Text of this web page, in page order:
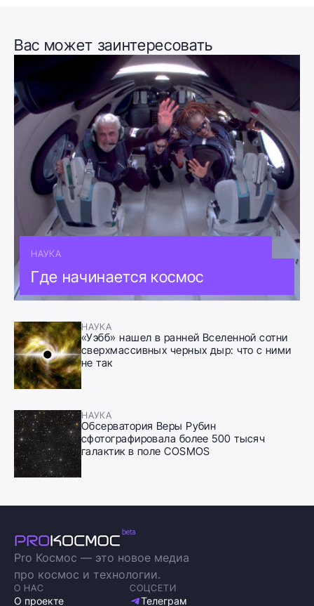
Вас может заинтересовать
НАУКА
Где начинается космос
НАУКА
«Уэбб» нашел в ранней Вселенной сотни
сверхмассивных черных дыр: что с ними
не так
НАУКА
Обсерватория Веры Рубин
сфотографировала более 500 тысяч
галактик в поле COSMOS
Pro Космос — это новое медиа
про космос и технологии.
О НАС
О проекте
СОЦСЕТИ
Телеграм